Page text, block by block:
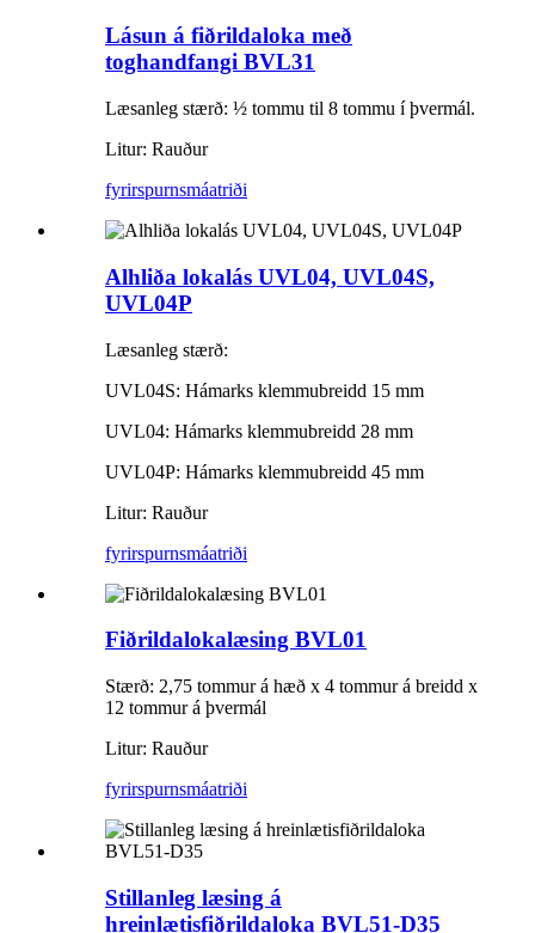
Lásun á fiðrildaloka með
toghandfangi BVL31
Læsanleg stærð: ½ tommu til 8 tommu í þvermál.
Litur: Rauður
fyrirspurnsmáatriði
Alhliða lokalás UVL04, UVL04S,
UVL04P
Læsanleg stærð:
UVL04S: Hámarks klemmubreidd 15 mm
UVL04: Hámarks klemmubreidd 28 mm
UVL04P: Hámarks klemmubreidd 45 mm
Litur: Rauður
fyrirspurnsmáatriði
Fiðrildalokalæsing BVL01
Stærð: 2,75 tommur á hæð x 4 tommur á breidd x
12 tommur á þvermál
Litur: Rauður
fyrirspurnsmáatriði
Stillanleg læsing á
hreinlætisfiðrildaloka BVL51-D35